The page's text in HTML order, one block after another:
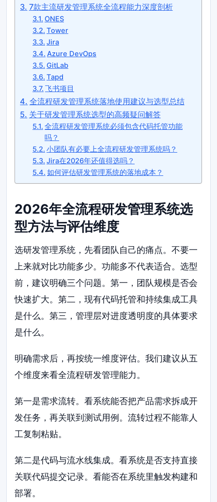
7款主流研发管理系统全流程能力深度剖析
ONES
Tower
Jira
Azure DevOps
GitLab
Tapd
飞书项目
全流程研发管理系统落地使用建议与选型总结
关于研发管理系统选型的高频疑问解答
全流程研发管理系统必须包含代码托管功能
吗？
小团队有必要上全流程研发管理系统吗？
Jira在2026年还值得选吗？
如何评估研发管理系统的落地成本？
2026年全流程研发管理系统选
型方法与评估维度
选研发管理系统，先看团队自己的痛点。不要一
上来就对比功能多少。功能多不代表适合。选型
前，建议明确三个问题。第一，团队规模是否会
快速扩大。第二，现有代码托管和持续集成工具
是什么。第三，管理层对进度透明度的具体要求
是什么。
明确需求后，再按统一维度评估。我们建议从五
个维度来看全流程研发管理能力。
第一是需求流转。看系统能否把产品需求拆成开
发任务，再关联到测试用例。流转过程不能靠人
工复制粘贴。
第二是代码与流水线集成。看系统是否支持直接
关联代码提交记录。看能否在系统里触发构建和
部署。